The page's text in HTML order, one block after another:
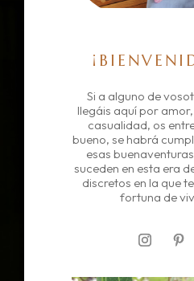
Si a alguno de
llegáis aquí por
casualidad, os
bueno, se habrá
esas
suceden en esta era
discretos en la que
fortuna de